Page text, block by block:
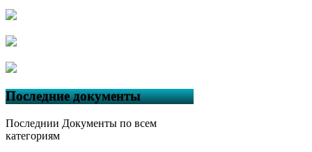
Последние документы
Последнии Документы по всем
категориям